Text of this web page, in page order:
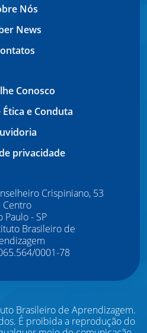
Nós
News
Conosco
e Conduta
privacidade
Crispiniano, 53
Centro
Paulo - SP
Brasileiro de
0001-78
Brasileiro de Aprendizagem.
É proibida a reprodução do